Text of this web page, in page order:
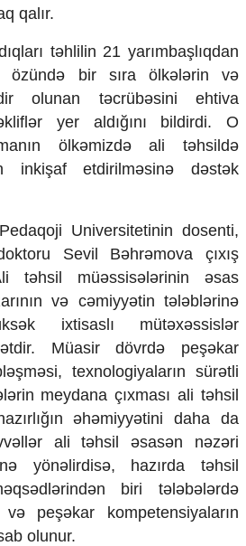
qalır.
təhlilin 21 yarımbaşlıqdan
özündə bir sıra ölkələrin və
olunan təcrübəsini ehtiva
yer aldığını bildirdi. O
ölkəmizdə ali təhsildə
inkişaf etdirilməsinə dəstək
Universitetinin dosenti,
Sevil Bəhrəmova çıxış
təhsil müəssisələrinin əsas
və cəmiyyətin tələblərinə
ixtisaslı mütəxəssislər
Müasir dövrdə peşəkar
texnologiyaların sürətli
meydana çıxması ali təhsil
əhəmiyyətini daha da
ali təhsil əsasən nəzəri
yönəlirdisə, hazırda təhsil
biri tələbələrdə
və peşəkar kompetensiyaların
olunur.